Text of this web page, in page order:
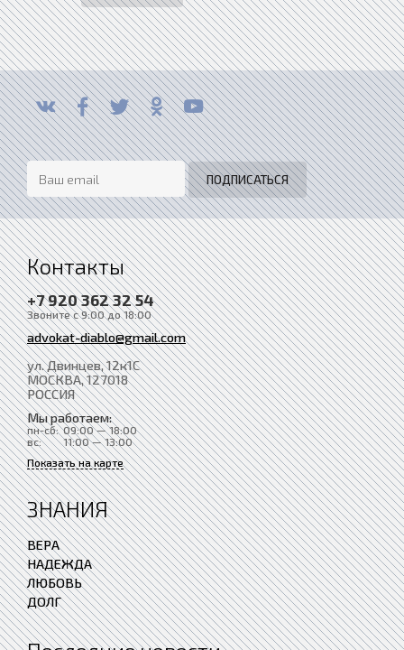
Контакты
+7 920 362 32 54
Звоните с 9:00 до 18:00
advokat-diablo@gmail.com
ул. Двинцев, 12к1С
МОСКВА, 127018
РОССИЯ
Мы работаем:
пн-сб: 09:00 — 18:00
вс:
11:00 — 13:00
Показать на карте
ЗНАНИЯ
ВЕРА
НАДЕЖДА
ЛЮБОВЬ
ДОЛГ